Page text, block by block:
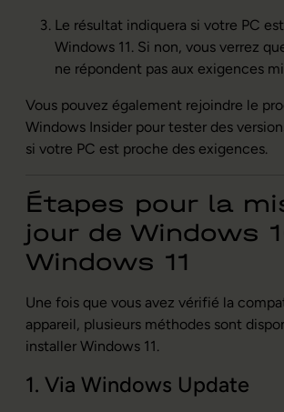
Le résultat indiquera si votre PC
Windows 11. Si non, vous verrez
ne répondent pas aux exigences
Vous pouvez également rejoindre le
Windows Insider pour tester des
si votre PC est proche des exigences.
Étapes pour la
jour de Windows
Windows 11
Une fois que vous avez vérifié la
appareil, plusieurs méthodes sont
installer Windows 11.
1. Via Windows Update